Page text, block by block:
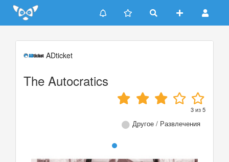
Update cookies preferences
ADticket
The Autocratics
3из5
Другое / Развлечения